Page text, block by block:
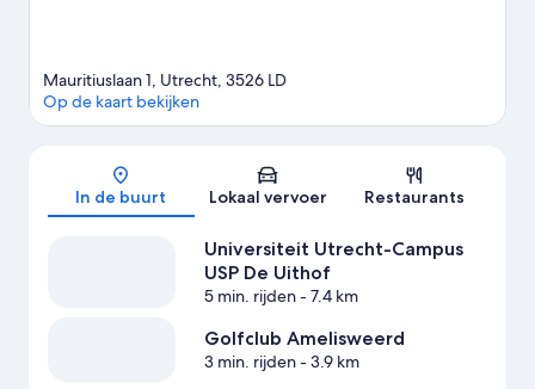
Kaart
Mauritiuslaan 1, Utrecht, 3526 LD
Op de kaart bekijken
In de buurt Lokaal vervoer Restaurants
Universiteit Utrecht-Campus
USP De Uithof
5 min. rijden- 7.4 km
Golfclub Amelisweerd
3 min. rijden- 3.9 km